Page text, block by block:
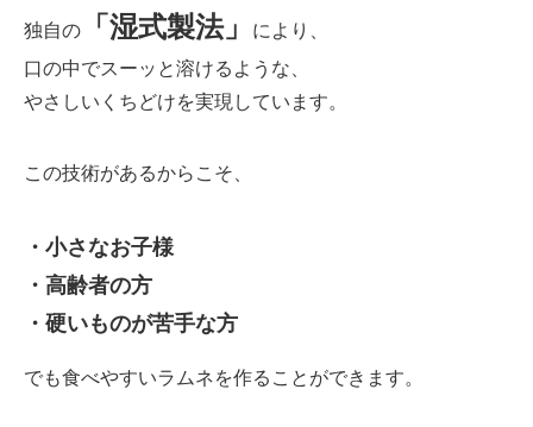
独自の 「湿式製法」
により、
口の中でスーッと溶けるような、
やさしいくちどけを実現しています。
この技術があるからこそ、
・小さなお子様
・高齢者の方
・硬いものが苦手な方
でも食べやすいラムネを作ることができます。